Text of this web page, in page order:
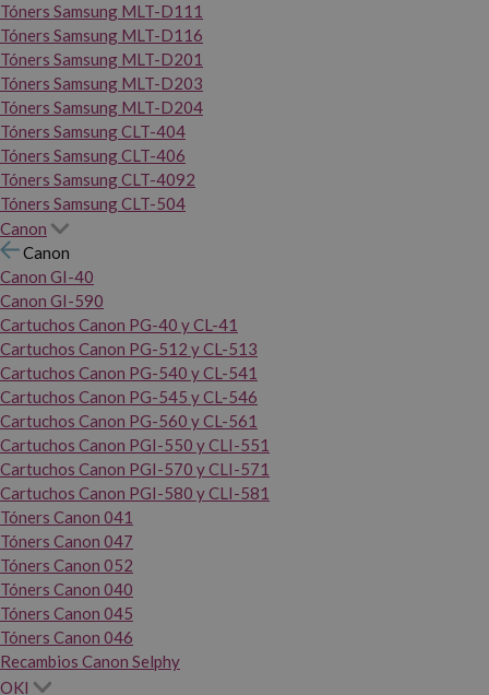
Tóners Samsung MLT-D111
Tóners Samsung MLT-D116
Tóners Samsung MLT-D201
Tóners Samsung MLT-D203
Tóners Samsung MLT-D204
Tóners Samsung CLT-404
Tóners Samsung CLT-406
Tóners Samsung CLT-4092
Tóners Samsung CLT-504
Canon
Canon
Canon GI-40
Canon GI-590
Cartuchos Canon PG-40 y CL-41
Cartuchos Canon PG-512 y CL-513
Cartuchos Canon PG-540 y CL-541
Cartuchos Canon PG-545 y CL-546
Cartuchos Canon PG-560 y CL-561
Cartuchos Canon PGI-550 y CLI-551
Cartuchos Canon PGI-570 y CLI-571
Cartuchos Canon PGI-580 y CLI-581
Tóners Canon 041
Tóners Canon 047
Tóners Canon 052
Tóners Canon 040
Tóners Canon 045
Tóners Canon 046
Recambios Canon Selphy
OKI